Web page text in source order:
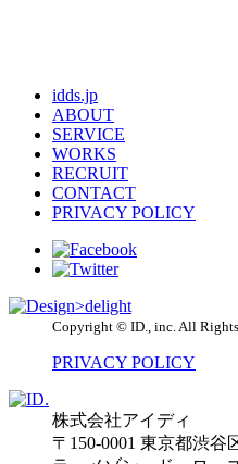
idds.jp
ABOUT
SERVICE
WORKS
RECRUIT
CONTACT
PRIVACY POLICY
Copyright © ID., inc. All Rights
PRIVACY POLICY
株式会社アイディ
〒150-0001 東京都渋谷